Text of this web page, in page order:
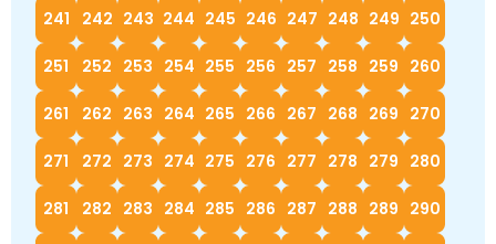
241 242 243 244 245 246 247 248 249 250
251 252 253 254 255 256 257 258 259 260
261 262 263 264 265 266 267 268 269 270
271 272 273 274 275 276 277 278 279 280
281 282 283 284 285 286 287 288 289 290